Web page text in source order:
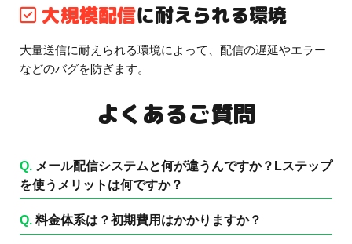
大規模配信に耐えられる環境
大量送信に耐えられる環境によって、配信の遅延やエラー
などのバグを防ぎます。
よくあるご質問
Q. メール配信システムと何が違うんですか？Lステップ
を使うメリットは何ですか？
Q. 料金体系は？初期費用はかかりますか？